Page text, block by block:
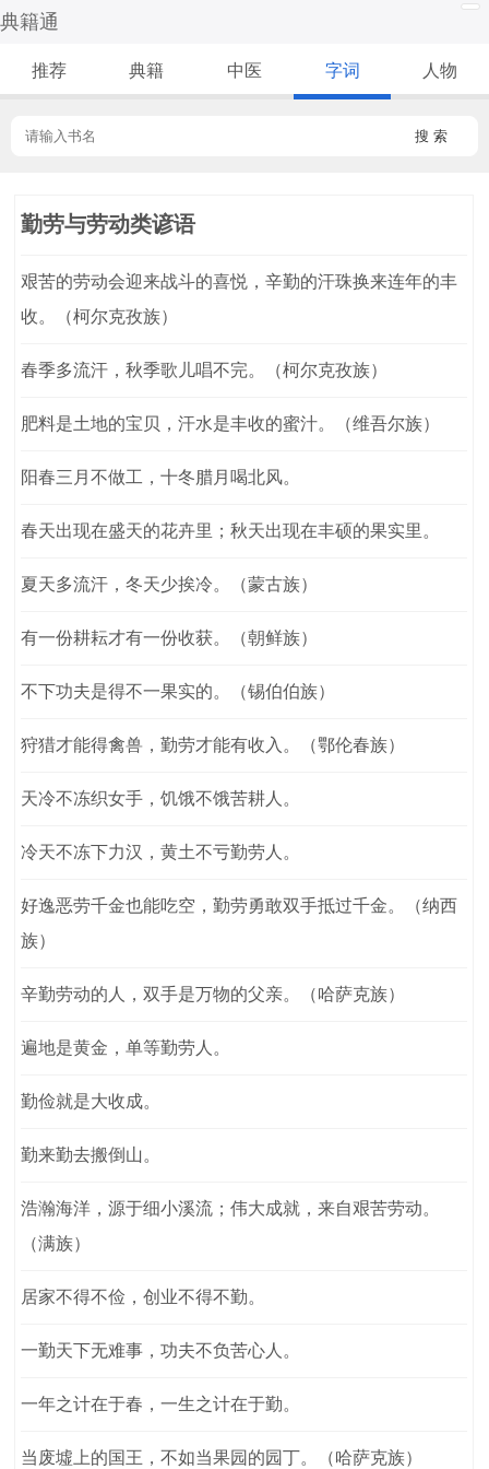
典籍通
推荐 典籍 中医 字词 人物
搜 索
勤劳与劳动类谚语
艰苦的劳动会迎来战斗的喜悦，辛勤的汗珠换来连年的丰
收。（柯尔克孜族）
春季多流汗，秋季歌儿唱不完。（柯尔克孜族）
肥料是土地的宝贝，汗水是丰收的蜜汁。（维吾尔族）
阳春三月不做工，十冬腊月喝北风。
春天出现在盛天的花卉里；秋天出现在丰硕的果实里。
夏天多流汗，冬天少挨冷。（蒙古族）
有一份耕耘才有一份收获。（朝鲜族）
不下功夫是得不一果实的。（锡伯伯族）
狩猎才能得禽兽，勤劳才能有收入。（鄂伦春族）
天冷不冻织女手，饥饿不饿苦耕人。
冷天不冻下力汉，黄土不亏勤劳人。
好逸恶劳千金也能吃空，勤劳勇敢双手抵过千金。（纳西
族）
辛勤劳动的人，双手是万物的父亲。（哈萨克族）
遍地是黄金，单等勤劳人。
勤俭就是大收成。
勤来勤去搬倒山。
浩瀚海洋，源于细小溪流；伟大成就，来自艰苦劳动。
（满族）
居家不得不俭，创业不得不勤。
一勤天下无难事，功夫不负苦心人。
一年之计在于春，一生之计在于勤。
当废墟上的国王，不如当果园的园丁。（哈萨克族）